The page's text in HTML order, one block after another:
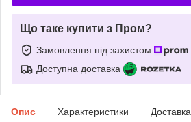
Що таке купити з Пром?
Замовлення під захистом
Доступна доставка
Опис Характеристики Доставка